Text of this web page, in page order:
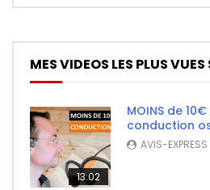
MES VIDEOS LES PLUS
13:02
MOINS de
conduction
AVIS-EXPRESS